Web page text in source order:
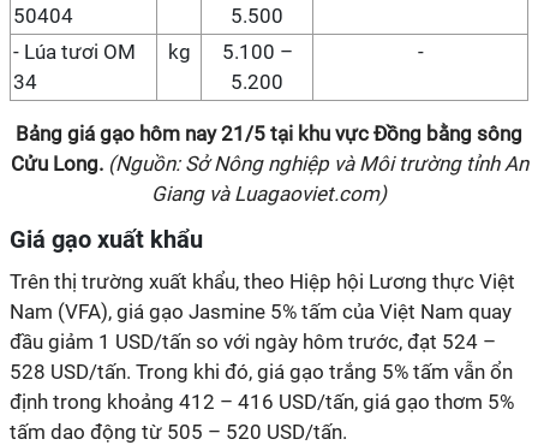
50404
5.500
- Lúa tươi OM
34
kg
5.100 –
5.200
-
Bảng giá gạo hôm nay21/5 tại khu vực Đồng bằng sông
Cửu Long. (Nguồn: Sở Nông nghiệp và Môi trường tỉnh An
Giang và Luagaoviet.com)
Giá gạo xuất khẩu
Trên thị trường xuất khẩu, theo Hiệp hội Lương thực Việt
Nam (VFA), giá gạo Jasmine 5% tấm của Việt Nam quay
đầu giảm 1 USD/tấn so với ngày hôm trước, đạt 524 –
528 USD/tấn. Trong khi đó, giá gạo trắng 5% tấm vẫn ổn
định trong khoảng 412 – 416 USD/tấn, giá gạo thơm 5%
tấm dao động từ 505 – 520 USD/tấn.